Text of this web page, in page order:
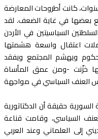
كانت أطروحات المعارضة
بعضها في غاية الضعف. لقد
السياسيتين في الأردن
اعتقال واسعة هشمتها
ويهشم المجتمع ويفقد
خزّنت -ومن عمق المأساة
العنف السياسي في مواجهة
السورية حقيقة أن الدكتاتورية
السياسي، وقامت قناعة
إلى العلماني وعند العربي